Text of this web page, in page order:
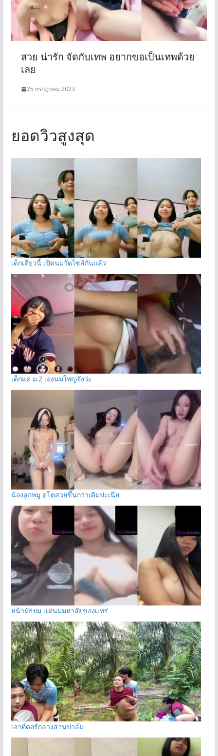
สวย น่ารัก จัดกับเทพ อยากขอเป็นเทพด้วย
เลย
25 กรกฎาคม 2023
ยอดวิวสูงสุด
เด็กเดี่ยวนี้ เปิดนมวัดไซส์กันแล้ว
เด็กแค่ ม.2 เองนมใหญ่จังว่ะ
น้องลูกหมู ดูโตสวยขึ้นกว่าเดิมปะเนี่ย
หน้ามัธยม เเต่นมมหาลัยของเเทร่
เอาท์ดอร์กลางสวนปาล์ม